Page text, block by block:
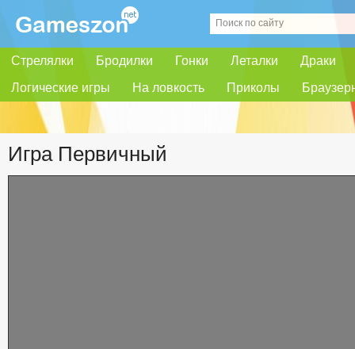
Стрелялки Бродилки Гонки Леталки
Драки
Логические игры
На ловкость Приколы
Игра Первичный